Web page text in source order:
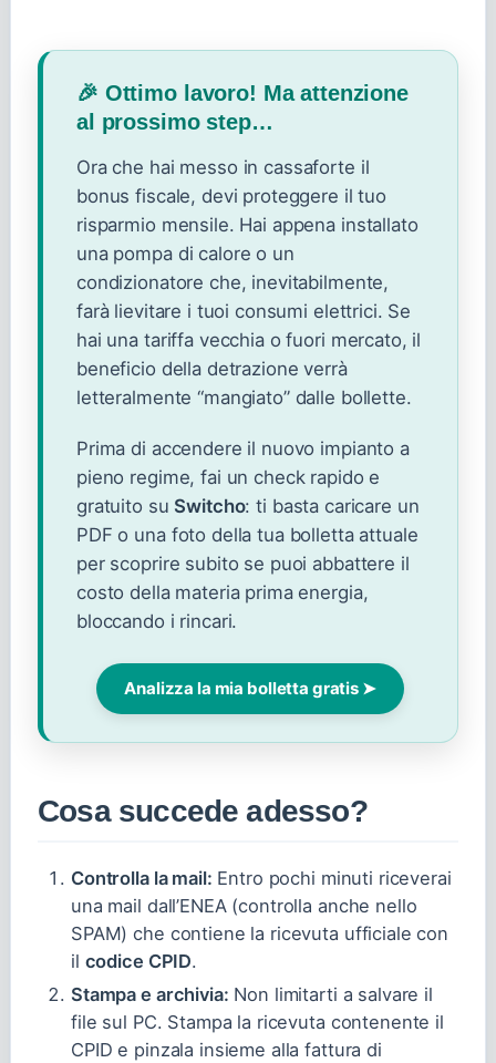
🎉 Ottimo lavoro! Ma attenzione
al prossimo step…
Ora che hai messo in cassaforte il
bonus fiscale, devi proteggere il tuo
risparmio mensile. Hai appena installato
una pompa di calore o un
condizionatore che, inevitabilmente,
farà lievitare i tuoi consumi elettrici. Se
hai una tariffa vecchia o fuori mercato, il
beneficio della detrazione verrà
letteralmente “mangiato” dalle bollette.
Prima di accendere il nuovo impianto a
pieno regime, fai un check rapido e
gratuito su Switcho: ti basta caricare un
PDF o una foto della tua bolletta attuale
per scoprire subito se puoi abbattere il
costo della materia prima energia,
bloccando i rincari.
Analizza la mia bolletta gratis ➤
Cosa succede adesso?
Controlla la mail: Entro pochi minuti riceverai
una mail dall’ENEA (controlla anche nello
SPAM) che contiene la ricevuta ufficiale con
il codice CPID.
Stampa e archivia: Non limitarti a salvare il
file sul PC. Stampa la ricevuta contenente il
CPID e pinzala insieme alla fattura di